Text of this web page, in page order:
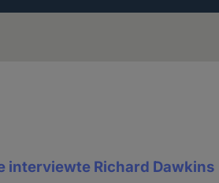
interviewte Richard Dawkins